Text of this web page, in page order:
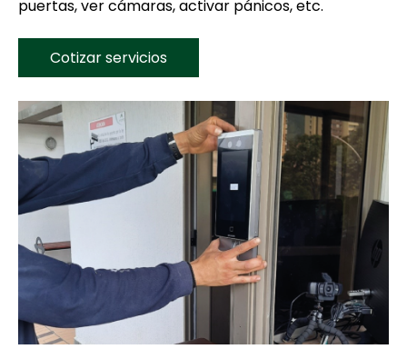
puertas, ver cámaras, activar pánicos, etc.
Cotizar servicios